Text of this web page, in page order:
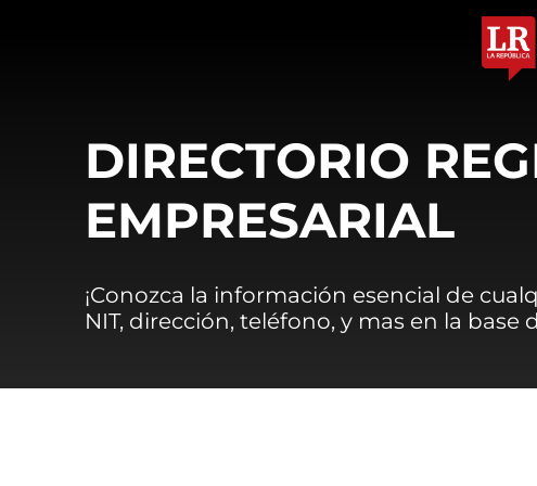
DIRECTORIO
EMPRESARIAL
¡Conozca la información esencial de
NIT, dirección, teléfono, y mas en la